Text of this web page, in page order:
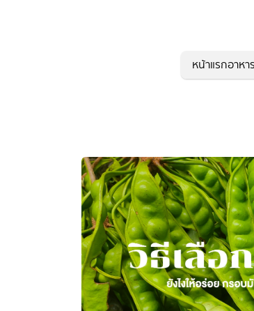
หน้าแรกอาหาร